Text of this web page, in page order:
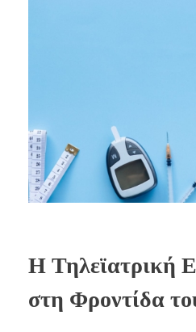
Η Τηλεϊατρική
στη Φροντίδα